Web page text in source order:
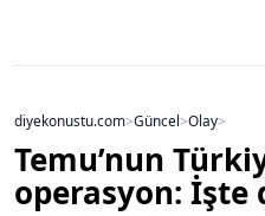
diyekonustu.com>Güncel>Olay>
Temu’nun
operasyon: İşte